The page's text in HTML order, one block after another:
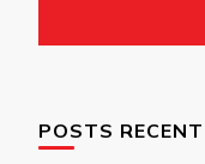
POSTS